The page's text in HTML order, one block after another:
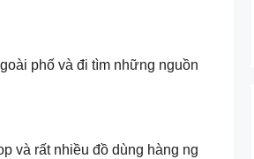
phố và đi tìm những nguồn
và rất nhiều đồ dùng hàng ng